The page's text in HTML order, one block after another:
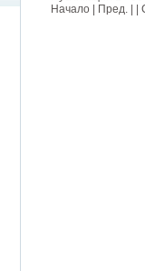
Начало | Пред. | |